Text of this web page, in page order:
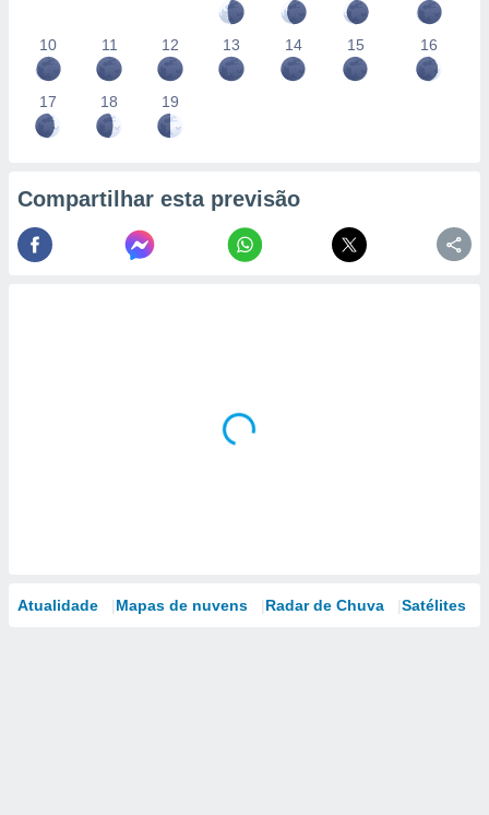
10 11 12 13 14 15 16
17 18 19
Compartilhar esta previsão
Atualidade Mapas de nuvens Radar de Chuva Satélites